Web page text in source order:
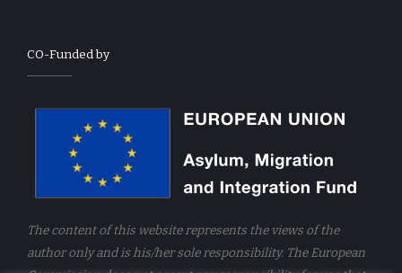
CO-Funded by
The content of this website represents the views of the
author only and is his/her sole responsibility. The European